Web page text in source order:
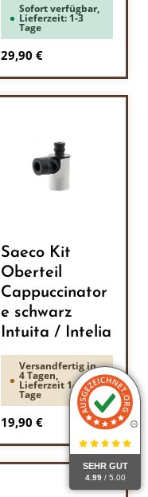
SEHR GUT
4.99 / 5.00
Sofort verfügbar,
Lieferzeit: 1-3
Tage
Regulärer Preis:
29,90 €
Saeco Kit
Oberteil
Cappuccinator
e schwarz
Intuita / Intelia
Versandfertig in
4 Tagen,
Lieferzeit 1-3
Tage
Regulärer Preis:
19,90 €